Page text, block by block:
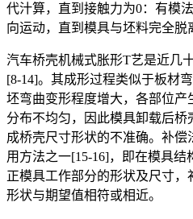
代汁算，直到接触力为0：有模
向运动，直到模具与坯料完全脱
汽车桥壳机械式胀形T艺是近几
[8-14]。其成形过程类似于板材
坯弯曲变形程度增大，各部位
分布不均匀，因此模具卸载后
成桥壳尺寸形状的不准确。补
用方法之一[15-16]，即在模具
正模具工作部分的形状及尺寸
形状与期望值相符或相近。